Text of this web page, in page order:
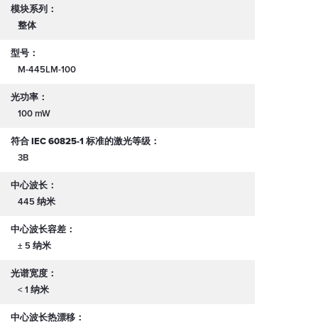
模块系列：
整体
型号：
M-445LM-100
光功率：
100 mW
符合 IEC 60825-1 标准的激光等级：
3B
中心波长：
445 纳米
中心波长容差：
± 5 纳米
光谱宽度：
< 1 纳米
中心波长热漂移：